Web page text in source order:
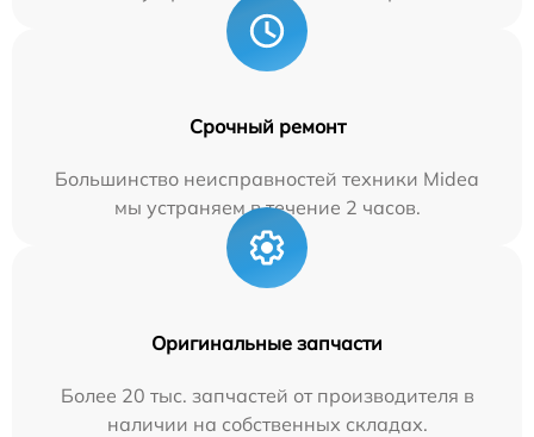
Срочный ремонт
Большинство неисправностей техники Midea
мы устраняем в течение 2 часов.
Оригинальные запчасти
Более 20 тыс. запчастей от производителя в
наличии на собственных складах.